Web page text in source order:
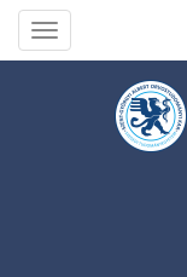
Toggle
navigation